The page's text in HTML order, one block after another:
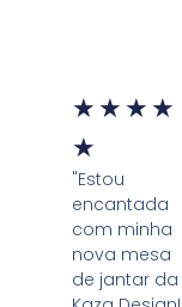
★ ★ ★ ★
★
"Estou
encantada
com minha
nova mesa
de jantar da